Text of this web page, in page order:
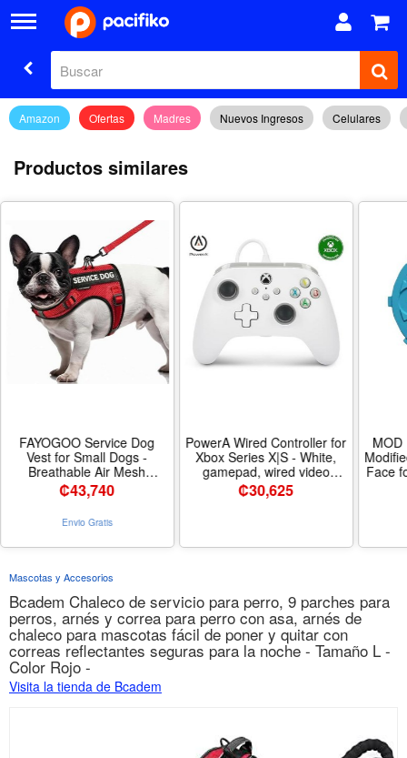
Amazon Ofertas Madres Nuevos Ingresos Celulares
Productos similares
FAYOGOO Service Dog
Vest for Small Dogs -
Breathable Air Mesh
Service Dog Harness with
Leash 6 Patches,
Adjustable No-Choke
Design for Walking, Travel
Public Access - Color Red -
₡43,740
Envio Gratis
PowerA Wired Controller for
Xbox Series X|S - White,
gamepad, wired video
game controller, gaming
controller, works with Xbox
₡30,625
MOD
Face
Mascotas y Accesorios
Bcadem Chaleco de servicio para perro, 9 parches para
perros, arnés y correa para perro con asa, arnés de
chaleco para mascotas fácil de poner y quitar con
correas reflectantes seguras para la noche - Tamaño L -
Color Rojo -
Visita la tienda de Bcadem